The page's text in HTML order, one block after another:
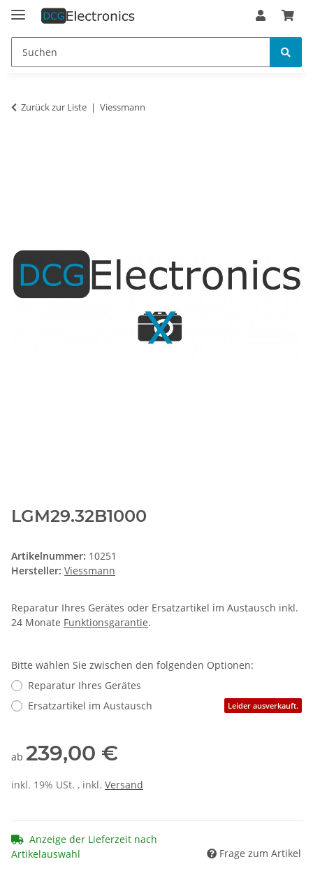
Zurück zur Liste Viessmann
LGM29.32B1000
Artikelnummer: 10251
Hersteller: Viessmann
Reparatur Ihres Gerätes oder Ersatzartikel im Austausch inkl.
24 Monate Funktionsgarantie.
Bitte wählen Sie zwischen den folgenden Optionen:
Reparatur Ihres Gerätes
Ersatzartikel im Austausch
Leider ausverkauft.
ab 239,00 €
inkl. 19% USt. , inkl. Versand
Anzeige der Lieferzeit nach
Artikelauswahl
Frage zum Artikel